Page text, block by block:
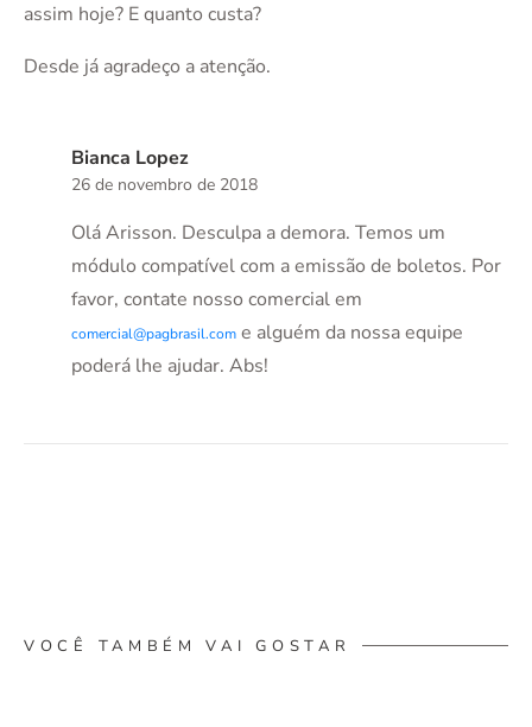
assim hoje? E quanto custa?
Desde já agradeço a atenção.
Bianca Lopez
26 de novembro de 2018
Olá Arisson. Desculpa a demora. Temos um
módulo compatível com a emissão de boletos. Por
favor, contate nosso comercial em
comercial@pagbrasil.com e alguém da nossa equipe
poderá lhe ajudar. Abs!
VOCÊ TAMBÉM VAI GOSTAR